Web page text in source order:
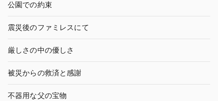
公園での約束
震災後のファミレスにて
厳しさの中の優しさ
被災からの救済と感謝
不器用な父の宝物